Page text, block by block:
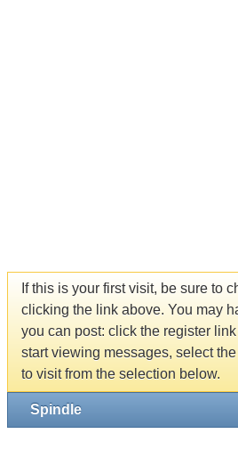
If this is your first visit, be sure to
clicking the link above. You may
you can post: click the register
start viewing messages, select
to visit from the selection below.
Spindle